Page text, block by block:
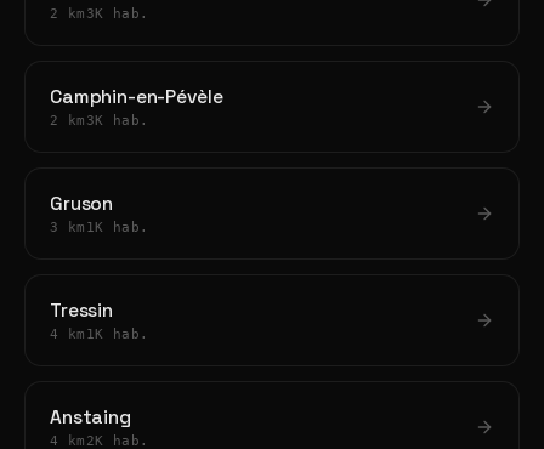
2 km 3K hab.
Camphin-en-Pévèle
2 km 3K hab.
Gruson
3 km 1K hab.
Tressin
4 km 1K hab.
Anstaing
4 km 2K hab.